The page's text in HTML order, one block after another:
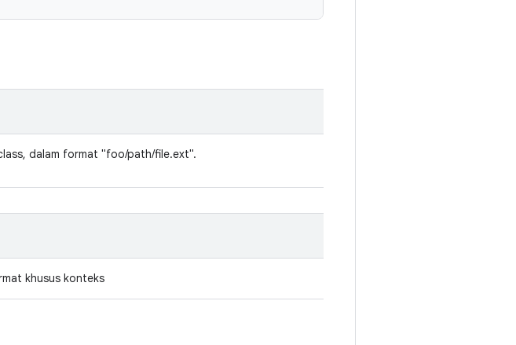
dalam format "foo/path/file.ext".
khusus konteks